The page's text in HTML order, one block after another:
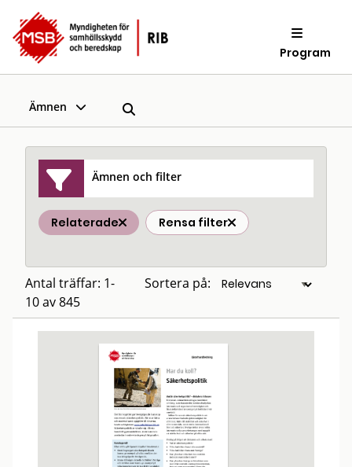
Program
Ämnen
Ämnen och filter
Relaterade Rensa filter
Antal träffar: 1-
10 av 845
Sortera på: